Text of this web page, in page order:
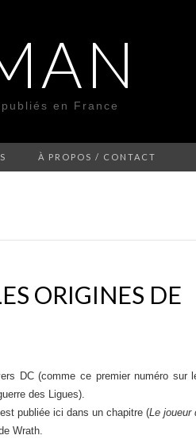
en France
À PROPOS / CONTACT
ORIGINES DE
DC (comme ce premier numéro sur
des Ligues).
publiée ici dans un chapitre (Le joueur
Wrath.